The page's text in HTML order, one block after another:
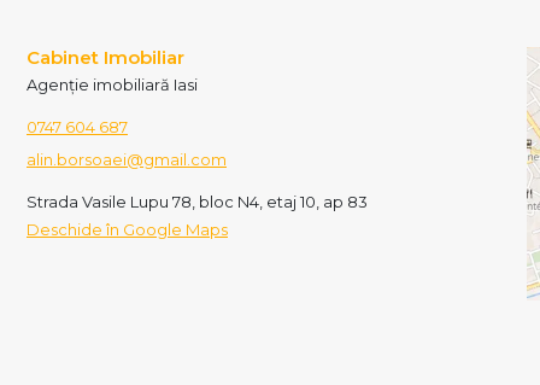
Cabinet Imobiliar
Agenție imobiliară Iasi
0747 604 687
alin.borsoaei@gmail.com
Strada Vasile Lupu 78, bloc N4, etaj 10, ap 83
Deschide în Google Maps